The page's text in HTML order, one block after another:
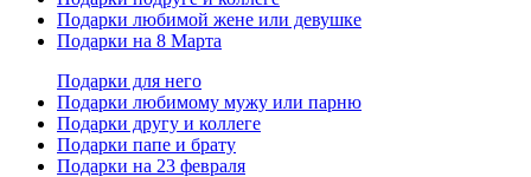
Подарки любимой жене или девушке
Подарки на 8 Марта
Подарки для него
Подарки любимому мужу или парню
Подарки другу и коллеге
Подарки папе и брату
Подарки на 23 февраля